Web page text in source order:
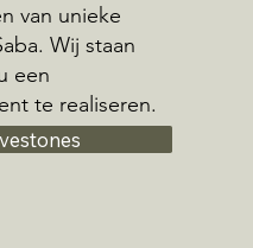
van unieke
Wij staan
een
te realiseren.